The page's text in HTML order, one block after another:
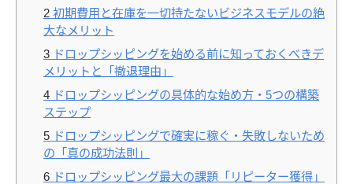
2 初期費用と在庫を一切持たないビジネスモデルの絶
大なメリット
3 ドロップシッピングを始める前に知っておくべきデ
メリットと「撤退理由」
4 ドロップシッピングの具体的な始め方・5つの構築
ステップ
5 ドロップシッピングで確実に稼ぐ・失敗しないため
の「真の成功法則」
6 ドロップシッピング最大の課題「リピーター獲得」